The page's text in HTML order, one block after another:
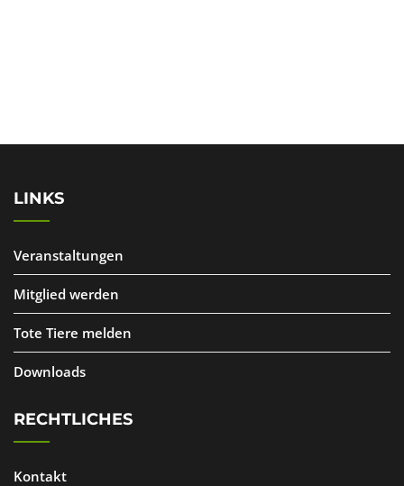
LINKS
Veranstaltungen
Mitglied werden
Tote Tiere melden
Downloads
RECHTLICHES
Kontakt